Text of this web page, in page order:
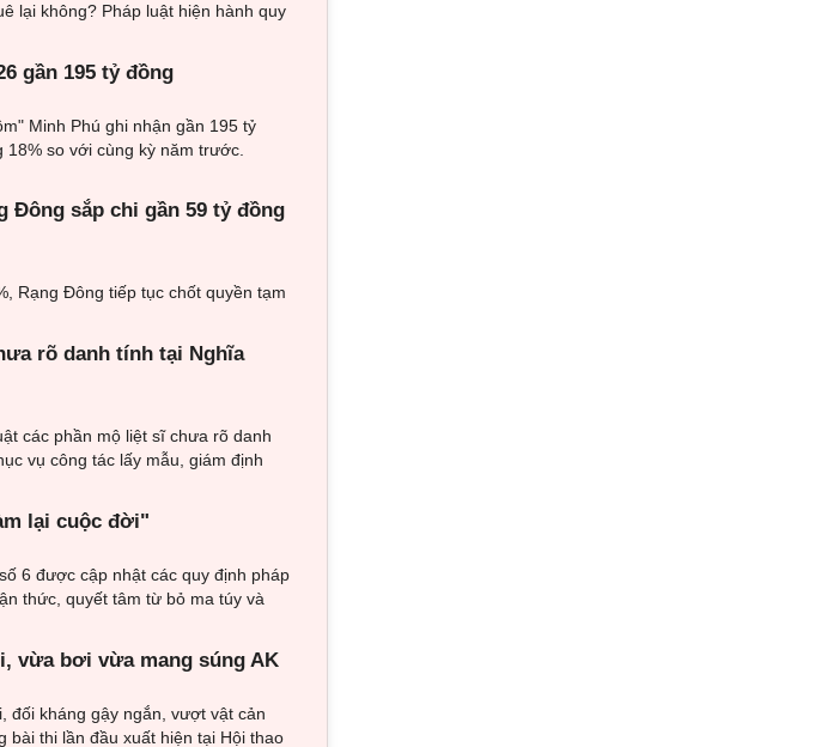
lại không? Pháp luật hiện hành quy
gần 195 tỷ đồng
Minh Phú ghi nhận gần 195 tỷ
so với cùng kỳ năm trước.
Đông sắp chi gần 59 tỷ đồng
Rạng Đông tiếp tục chốt quyền tạm
rõ danh tính tại Nghĩa
các phần mộ liệt sĩ chưa rõ danh
vụ công tác lấy mẫu, giám định
lại cuộc đời"
6 được cập nhật các quy định pháp
thức, quyết tâm từ bỏ ma túy và
vừa bơi vừa mang súng AK
đối kháng gậy ngắn, vượt vật cản
thi lần đầu xuất hiện tại Hội thao